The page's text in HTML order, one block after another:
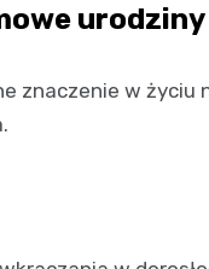
urodziny
znaczenie w życiu